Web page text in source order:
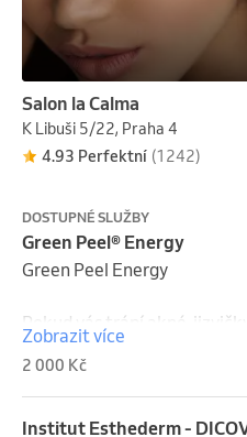
Salon la Calma
K Libuši 5/22, Praha 4
4.93 Perfektní (1242)
DOSTUPNÉ SLUŽBY
Green Peel® Energy
Green Peel Energy
Pokud vás trápí akné,
rozšířené póry nebo první
Peel Energy podpoří
nastartuje její regeneraci
hladší, sjednocenější a
Zobrazit více
2 000 Kč
Institut Esthederm -